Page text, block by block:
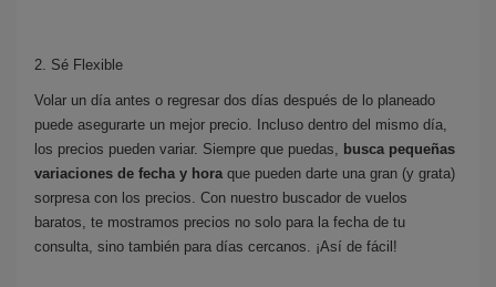
2. Sé Flexible
Volar un día antes o regresar dos días después de lo planeado
puede asegurarte un mejor precio. Incluso dentro del mismo día,
los precios pueden variar. Siempre que puedas,
busca pequeñas
variaciones de fecha y hora que pueden darte una gran (y grata)
sorpresa con los precios. Con nuestro buscador de vuelos
baratos, te mostramos precios no solo para la fecha de tu
consulta, sino también para días cercanos. ¡Así de fácil!